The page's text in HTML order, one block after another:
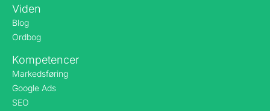
Viden
Blog
Ordbog
Kompetencer
Markedsføring
Google Ads
SEO